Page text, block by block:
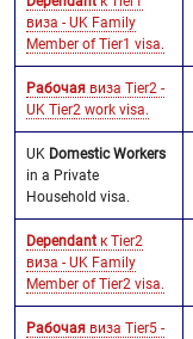
виза - UK Family
Member of Tier1 visa.
Рабочая виза Tier2 -
UK Tier2 work visa.
UK Domestic Workers
in a Private
Household visa.
Dependant к Tier2
виза - UK Family
Member of Tier2 visa.
Рабочая виза Tier5 -